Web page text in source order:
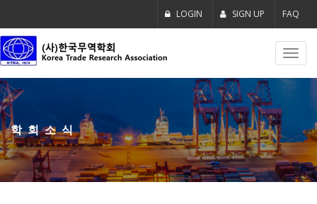
LOGIN SIGN UP FAQ
학회소식